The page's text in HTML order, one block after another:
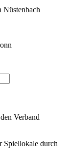
Verband
Spiellokale durch